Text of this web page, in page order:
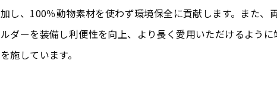
加し、100％動物素材を使わず環境保全に貢献します。また、
ルダーを装備し利便性を向上、より長く愛用いただけるよう
を施しています。